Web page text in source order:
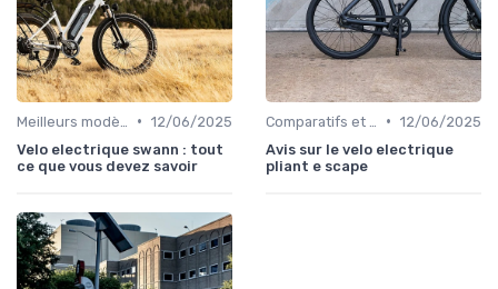
• 12/06/2025
Velo electrique swann : tout
ce que vous devez savoir
• 12/06/2025
Avis sur le velo electrique
pliant e scape